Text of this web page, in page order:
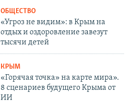
ОБЩЕСТВО
«Угроз не видим»: в Крым на
отдых и оздоровление завезут
тысячи детей
КРЫМ
«Горячая точка» на карте мира».
8 сценариев будущего Крыма от
ИИ